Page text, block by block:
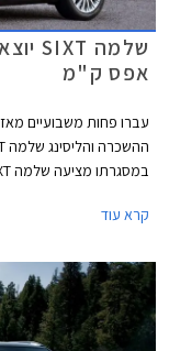
אפס ק"מ
עברו פחות משבועיים
בהנחות נאות ממחיר
למבצע מאזדה 3 ומאזדה 6):
קרא עוד